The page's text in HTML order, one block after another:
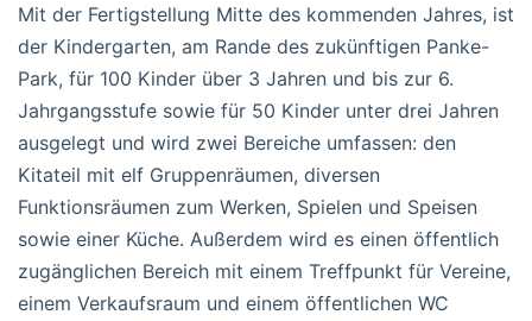
Mit der Fertigstellung Mitte des kommenden Jahres, ist
der Kindergarten, am Rande des zukünftigen Panke-
Park, für 100 Kinder über 3 Jahren und bis zur 6.
Jahrgangsstufe sowie für 50 Kinder unter drei Jahren
ausgelegt und wird zwei Bereiche umfassen: den
Kitateil mit elf Gruppenräumen, diversen
Funktionsräumen zum Werken, Spielen und Speisen
sowie einer Küche. Außerdem wird es einen öffentlich
zugänglichen Bereich mit einem Treffpunkt für Vereine,
einem Verkaufsraum und einem öffentlichen WC